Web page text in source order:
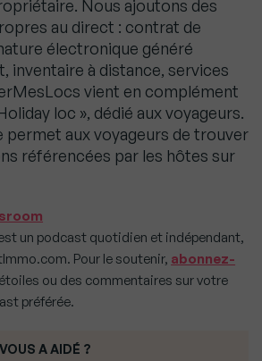
Nous ajoutons des
au direct : contrat de
électronique généré
inventaire à distance, services
vient en complément
loc », dédié aux voyageurs.
aux voyageurs de trouver
référencées par les hôtes sur
un podcast quotidien et indépendant,
Pour le soutenir, abonnez-
ou des commentaires sur votre
préférée.
A AIDÉ ?